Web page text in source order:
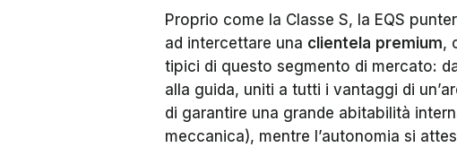
Proprio come la Classe S, la EQS
ad intercettare una clientela premium,
tipici di questo segmento di mercato:
alla guida, uniti a tutti i vantaggi di
di garantire una grande abitabilità
meccanica), mentre l’autonomia si